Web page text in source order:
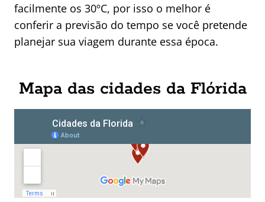
facilmente os 30ºC, por isso o melhor é
conferir a previsão do tempo se você pretende
planejar sua viagem durante essa época.
Mapa das cidades da Flórida